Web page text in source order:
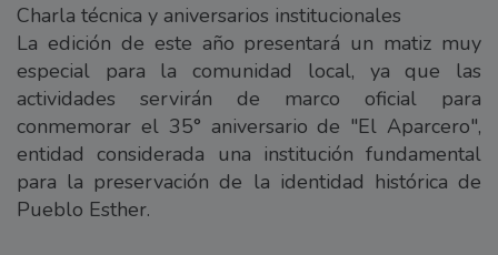
Charla técnica y aniversarios institucionales
La edición de este año presentará un matiz muy
especial para la comunidad local, ya que las
actividades servirán de marco oficial para
conmemorar el 35° aniversario de "El Aparcero",
entidad considerada una institución fundamental
para la preservación de la identidad histórica de
Pueblo Esther.